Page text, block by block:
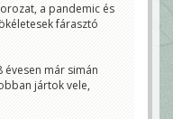
jön a nov/Black
vagy
a Drafto, és már
a pandemic és
fárasztó
évesen már simán
jártok vele,